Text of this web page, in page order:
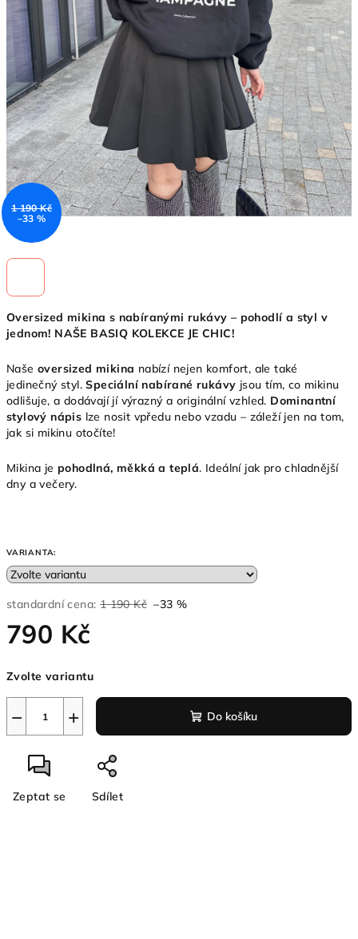
Oversized mikina s nabíranými rukávy – pohodlí a styl v
jednom! NAŠE BASIQ KOLEKCE JE CHIC!
Naše oversized mikina nabízí nejen komfort, ale také
jedinečný styl.Speciální nabírané rukávy jsou tím, co mikinu
odlišuje, a dodávají jí výrazný a originální vzhled. Dominantní
stylový nápis lze nosit vpředu nebo vzadu – záleží jen na tom,
jak si mikinu otočíte!
Mikina je pohodlná, měkká a teplá. Ideální jak pro chladnější
dny a večery.
VARIANTA:
standardní cena: 1 190 Kč –33 %
790 Kč
cena:
Zvolte variantu
+
− Do košíku
Zeptat se Sdílet
1 190 Kč
–33 %